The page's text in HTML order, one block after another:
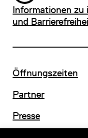
Informationen zu
und
Öffnungszeiten
Partner
Presse